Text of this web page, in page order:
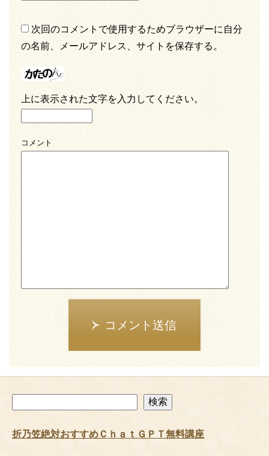
次回のコメントで使用するためブラウザーに自分
の名前、メールアドレス、サイトを保存する。
上に表示された文字を入力してください。
コメント
コメント送信
索
検索
折乃笠絶対おすすめＣｈａｔＧＰＴ無料講座